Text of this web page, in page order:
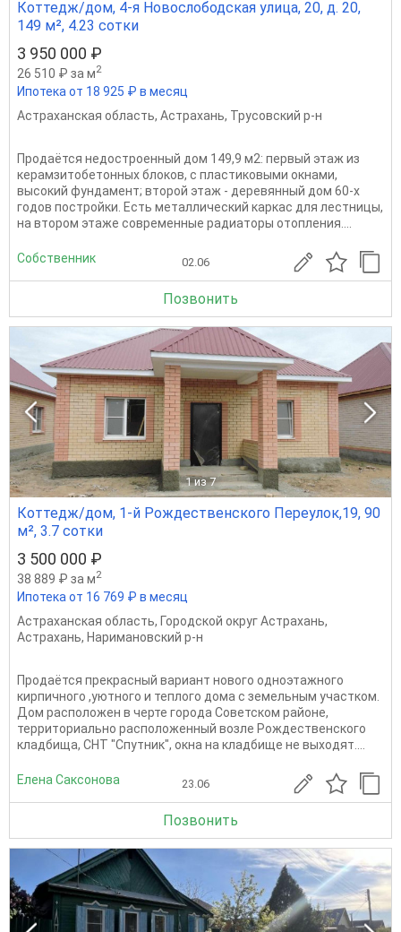
Коттедж/дом, 4-я Новослободская улица, 20, д. 20,
149 м², 4.23 сотки
3 950 000 ₽
26 510 ₽ за м2
Ипотека от 18 925 ₽ в месяц
Астраханская область, Астрахань, Трусовский р-н
Продаётся недостроенный дом 149,9 м2: первый этаж из
керамзитобетонных блоков, с пластиковыми окнами,
высокий фундамент; второй этаж - деревянный дом 60-х
годов постройки. Есть металлический каркас для лестницы,
на втором этаже современные радиаторы отопления....
Собственник 02.06
Позвонить
1 из 7
Коттедж/дом, 1-й Рождественского Переулок,19, 90
м², 3.7 сотки
3 500 000 ₽
38 889 ₽ за м2
Ипотека от 16 769 ₽ в месяц
Астраханская область, Городской округ Астрахань,
Астрахань, Наримановский р-н
Продаётся прекрасный вариант нового одноэтажного
кирпичного ,уютного и теплого дома с земельным участком.
Дом расположен в черте города Советском районе,
территориально расположенный возле Рождественского
кладбища, СНТ "Спутник", окна на кладбище не выходят....
Елена Саксонова 23.06
Позвонить